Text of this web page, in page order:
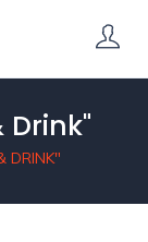
Drink"
DRINK"